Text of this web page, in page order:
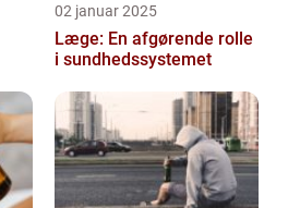
02 januar 2025
Læge: En afgørende rolle
i sundhedssystemet